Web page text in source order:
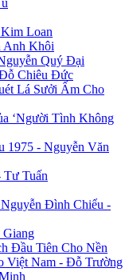
Loan
Anh Khôi
Quý Đại
Chiêu Đức
Lá Sưởi Ấm Cho
‘Người Tình Không
1975 - Nguyễn Văn
Tuấn
Đình Chiểu -
Giang
Đầu Tiên Cho Nền
Việt Nam - Đỗ Trường